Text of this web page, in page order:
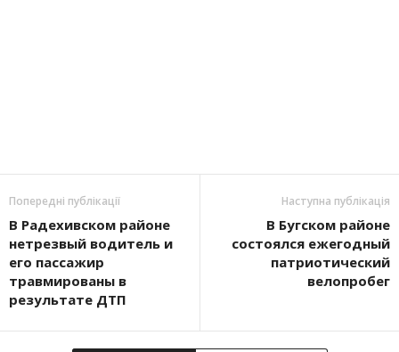
Попередні публікації
В Радехивском районе
нетрезвый водитель и
его пассажир
травмированы в
результате ДТП
Наступна публікація
В Бугском районе
состоялся ежегодный
патриотический
велопробег